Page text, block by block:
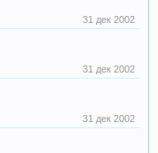
31 дек 2002
31 дек 2002
31 дек 2002